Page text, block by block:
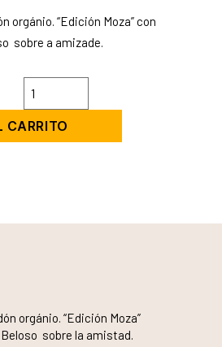
orgánio. “Edición Moza” con
sobre a amizade.
TELA
AMIGAS-
CARRITO
orgánio. “Edición Moza”
sobre la amistad.